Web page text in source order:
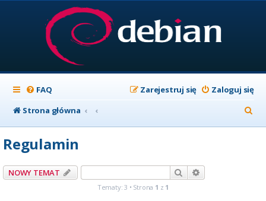
FAQ Zaloguj się
Zarejestruj się
Strona główna
z
Regulamin
NOWY TEMAT Szukaj
Tematy: 3 • Strona 1 z 1